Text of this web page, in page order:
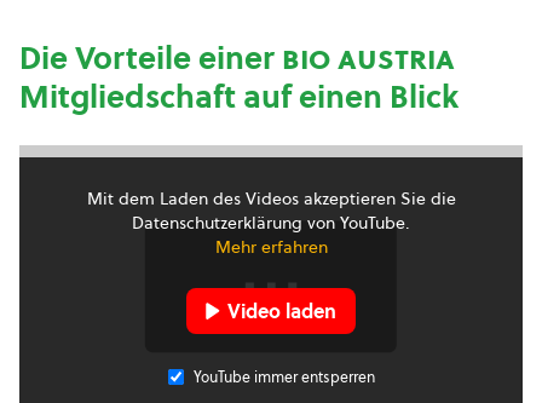
Die Vorteile einerbio austria
Mitgliedschaft auf einen Blick
Mit dem Laden des Videos akzeptieren Sie die
Datenschutzerklärung von YouTube.
Mehr erfahren
Video laden
YouTube immer entsperren